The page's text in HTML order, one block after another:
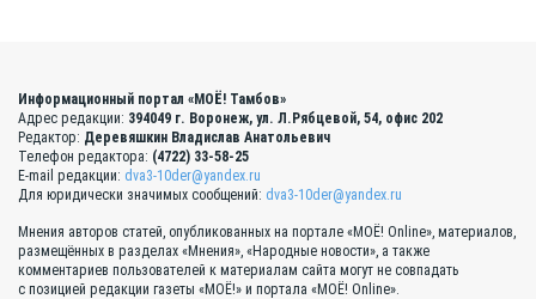
Информационный портал «МОЁ! Тамбов»
Адрес редакции: 394049 г. Воронеж, ул. Л.Рябцевой, 54, офис 202
Редактор: Деревяшкин Владислав Анатольевич
Телефон редактора: (4722) 33-58-25
E-mail редакции: dva3-10der@yandex.ru
Для юридически значимых сообщений: dva3-10der@yandex.ru
Мнения авторов статей, опубликованных на портале «МОЁ! Online», материалов,
размещённых в разделах «Мнения», «Народные новости», а также
комментариев пользователей к материалам сайта могут не совпадать
с позицией редакции газеты «МОЁ!» и портала «МОЁ! Online».